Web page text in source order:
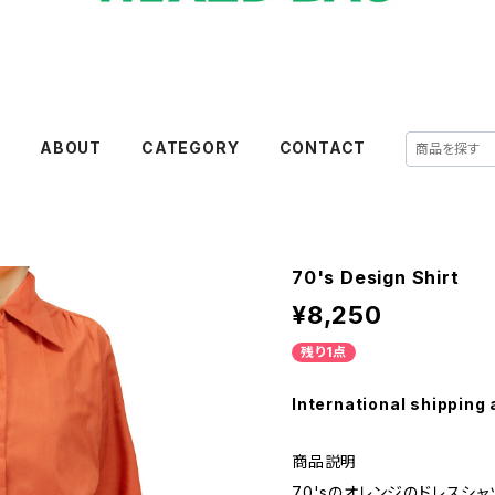
ABOUT CATEGORY CONTACT
70's Design Shirt
¥8,250
残り1点
International shipping
商品説明